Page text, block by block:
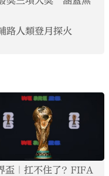
路人類登月探火
盃｜扛不住了？FIFA